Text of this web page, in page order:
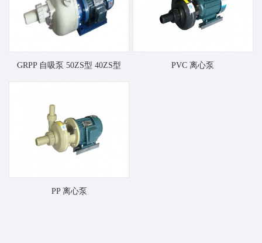
GRPP 自吸泵 50ZS型 40ZS型 PVC 离心泵
PP 离心泵